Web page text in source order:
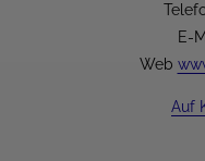
E-
Web
Auf